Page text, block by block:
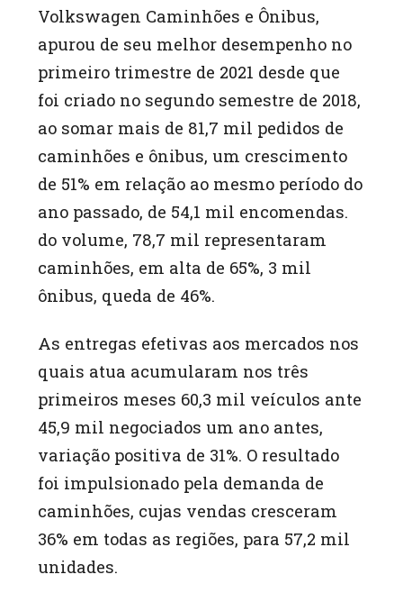
Volkswagen Caminhões e Ônibus,
apurou de seu melhor desempenho no
primeiro trimestre de 2021 desde que
foi criado no segundo semestre de 2018,
ao somar mais de 81,7 mil pedidos de
caminhões e ônibus, um crescimento
de 51% em relação ao mesmo período do
ano passado, de 54,1 mil encomendas.
do volume, 78,7 mil representaram
caminhões, em alta de 65%, 3 mil
ônibus, queda de 46%.
As entregas efetivas aos mercados nos
quais atua acumularam nos três
primeiros meses 60,3 mil veículos ante
45,9 mil negociados um ano antes,
variação positiva de 31%. O resultado
foi impulsionado pela demanda de
caminhões, cujas vendas cresceram
36% em todas as regiões, para 57,2 mil
unidades.